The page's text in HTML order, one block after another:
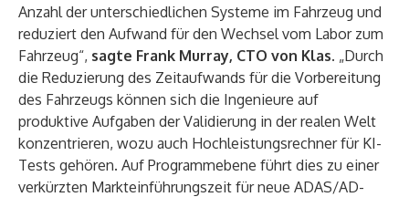
Anzahl der unterschiedlichen Systeme im Fahrzeug und
reduziert den Aufwand für den Wechsel vom Labor zum
Fahrzeug“, sagte Frank Murray, CTO von Klas. „Durch
die Reduzierung des Zeitaufwands für die Vorbereitung
des Fahrzeugs können sich die Ingenieure auf
produktive Aufgaben der Validierung in der realen Welt
konzentrieren, wozu auch Hochleistungsrechner für KI-
Tests gehören. Auf Programmebene führt dies zu einer
verkürzten Markteinführungszeit für neue ADAS/AD-